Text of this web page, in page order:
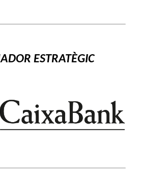
ESTRATÈGIC